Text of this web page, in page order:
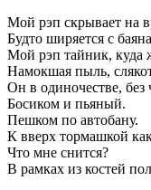
Мой рэп скрывает на
Будто ширяется с
Мой рэп тайник, куда
Намокшая пыль,
Он в одиночестве, без
Босиком и пьяный.
Пешком по автобану.
К вверх тормашкой
Что мне снится?
В рамках из костей